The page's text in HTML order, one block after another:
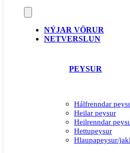
NÝJAR VÖRUR
NETVERSLUN
PEYSUR
Hálfrenndar
Heilar peysur
Heilrenndar
Hettupeysur
Hlaupapeysur/